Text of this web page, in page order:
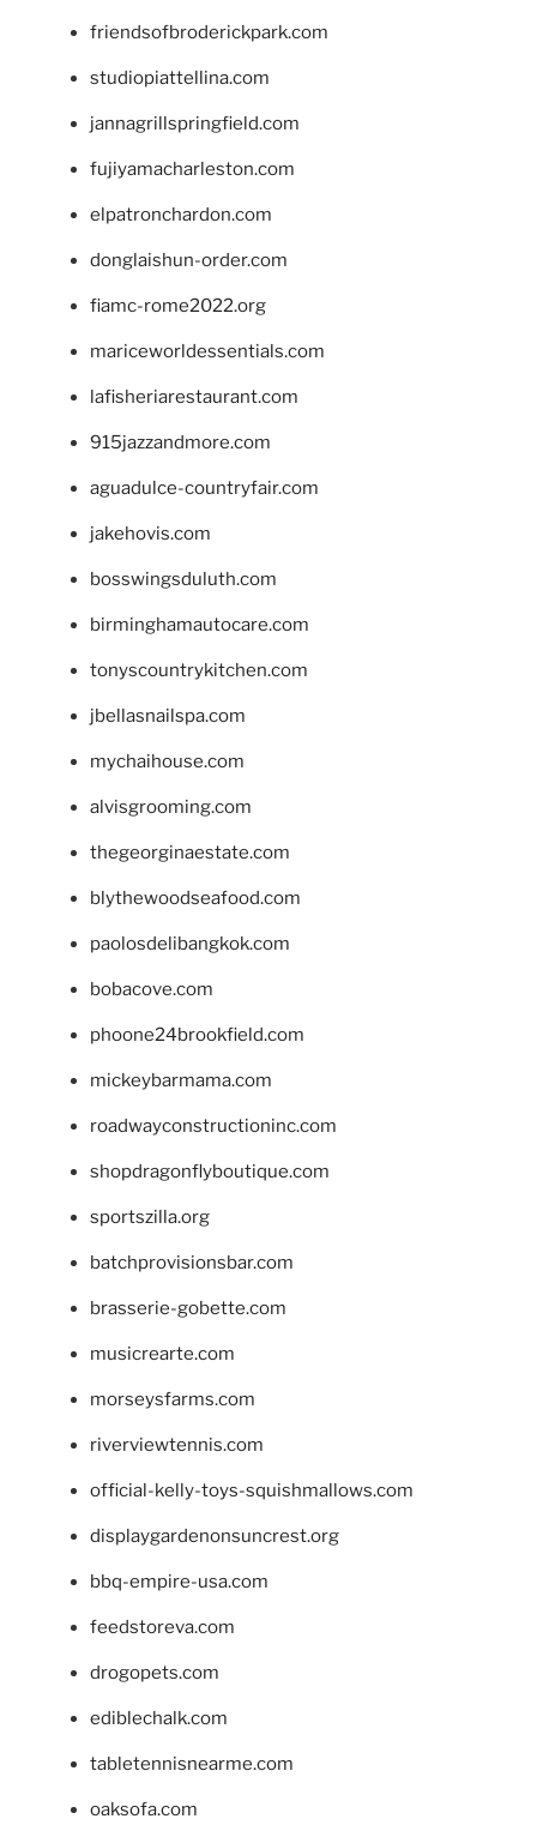
friendsofbroderickpark.com
studiopiattellina.com
jannagrillspringfield.com
fujiyamacharleston.com
elpatronchardon.com
donglaishun-order.com
fiamc-rome2022.org
mariceworldessentials.com
lafisheriarestaurant.com
915jazzandmore.com
aguadulce-countryfair.com
jakehovis.com
bosswingsduluth.com
birminghamautocare.com
tonyscountrykitchen.com
jbellasnailspa.com
mychaihouse.com
alvisgrooming.com
thegeorginaestate.com
blythewoodseafood.com
paolosdelibangkok.com
bobacove.com
phoone24brookfield.com
mickeybarmama.com
roadwayconstructioninc.com
shopdragonflyboutique.com
sportszilla.org
batchprovisionsbar.com
brasserie-gobette.com
musicrearte.com
morseysfarms.com
riverviewtennis.com
official-kelly-toys-squishmallows.com
displaygardenonsuncrest.org
bbq-empire-usa.com
feedstoreva.com
drogopets.com
ediblechalk.com
tabletennisnearme.com
oaksofa.com